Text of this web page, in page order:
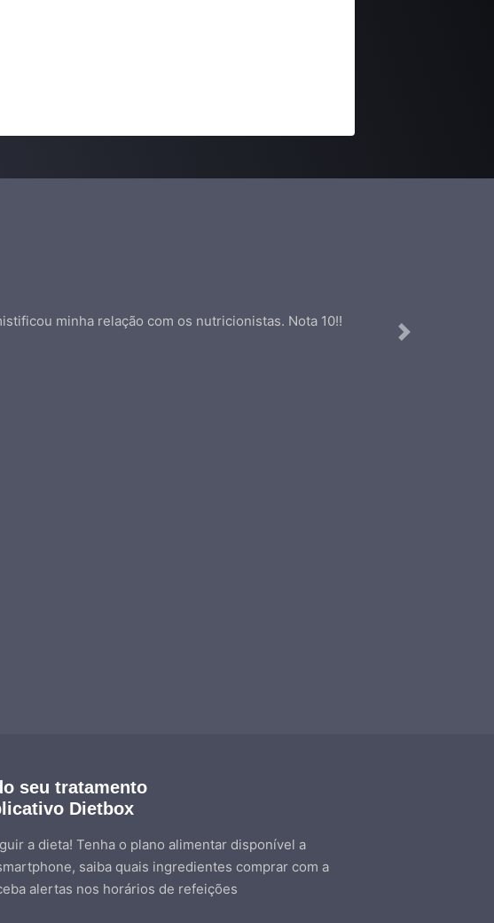
minha relação com os nutricionistas. Nota 10!!
Next
seu tratamento
Dietbox
a dieta! Tenha o plano alimentar disponível a
saiba quais ingredientes comprar com a
alertas nos horários de refeições